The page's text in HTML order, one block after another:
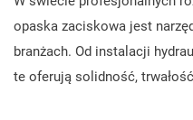
opaska zaciskowa jest
branżach. Od instalacji
te oferują solidność,